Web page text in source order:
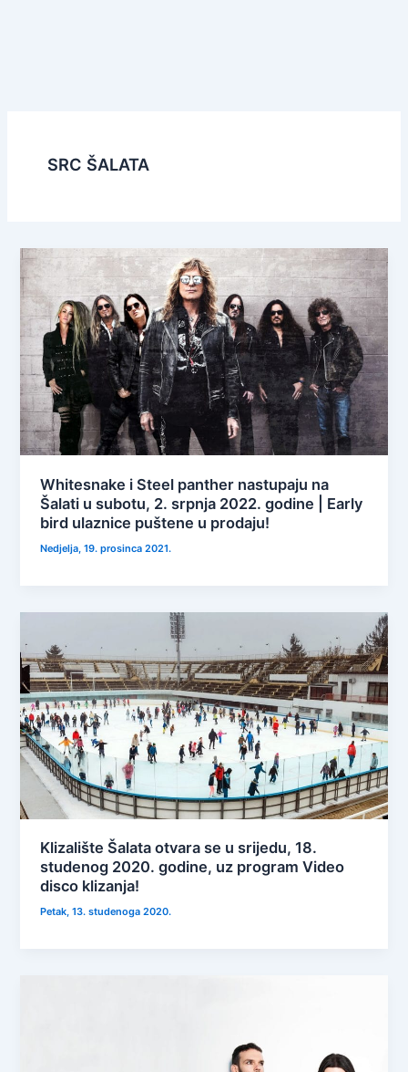
SRC ŠALATA
Whitesnake i Steel panther nastupaju na
Šalati u subotu, 2. srpnja 2022. godine | Early
bird ulaznice puštene u prodaju!
Nedjelja, 19. prosinca 2021.
Klizalište Šalata otvara se u srijedu, 18.
studenog 2020. godine, uz program Video
disco klizanja!
Petak, 13. studenoga 2020.